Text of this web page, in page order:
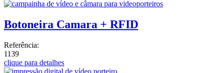
Botoneira Camara + RFID
Referência:
1139
clique para detalhes